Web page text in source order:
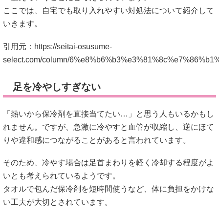
「熱いから保冷剤を直接当てたい…」と思う人もいるかもし
りや違和感につながることがあると言われています。
いとも考えられているようです。
タオルで包んだ保冷剤を短時間使うなど、体に負担をかけな
い工夫が大切とされています。
ぬるめのお風呂に入る
熱いお風呂に長く入ると、体温が上がりすぎて寝つきづらく
なる場合があるそうです。
そのため、38〜40℃ほどのぬるめのお湯がよいと言われてい
ます。